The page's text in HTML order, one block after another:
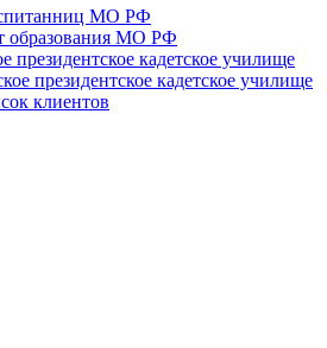
МО РФ
образования МО РФ
президентское кадетское училище
президентское кадетское училище
клиентов